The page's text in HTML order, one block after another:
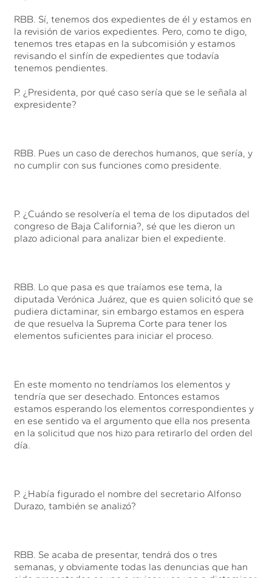
RBB. Sí, tenemos dos expedientes de él y estamos en
la revisión de varios expedientes. Pero, como te digo,
tenemos tres etapas en la subcomisión y estamos
revisando el sinfín de expedientes que todavía
tenemos pendientes.
P. ¿Presidenta, por qué caso sería que se le señala al
expresidente?
RBB. Pues un caso de derechos humanos, que sería, y
no cumplir con sus funciones como presidente.
P. ¿Cuándo se resolvería el tema de los diputados del
congreso de Baja California?, sé que les dieron un
plazo adicional para analizar bien el expediente.
RBB. Lo que pasa es que traíamos ese tema, la
diputada Verónica Juárez, que es quien solicitó que se
pudiera dictaminar, sin embargo estamos en espera
de que resuelva la Suprema Corte para tener los
elementos suficientes para iniciar el proceso.
En este momento no tendríamos los elementos y
tendría que ser desechado. Entonces estamos
estamos esperando los elementos correspondientes y
en ese sentido va el argumento que ella nos presenta
en la solicitud que nos hizo para retirarlo del orden del
día.
P. ¿Había figurado el nombre del secretario Alfonso
Durazo, también se analizó?
RBB. Se acaba de presentar, tendrá dos o tres
semanas, y obviamente todas las denuncias que han